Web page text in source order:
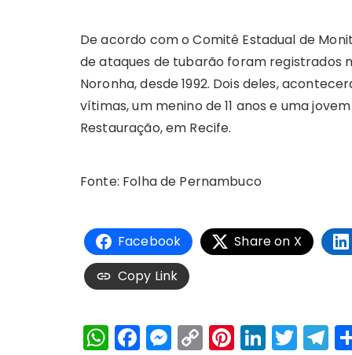
De acordo com o Comitê Estadual de
de ataques de tubarão foram registrados
Noronha, desde 1992. Dois deles,
vítimas, um menino de 11 anos e uma
Restauração, em Recife.
Fonte: Folha de Pernambuco
Facebook Share on X
Copy Link
W F M C Pi Li T T